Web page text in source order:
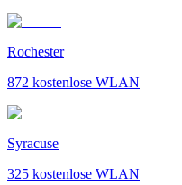
Rochester
872 kostenlose WLAN
Syracuse
325 kostenlose WLAN